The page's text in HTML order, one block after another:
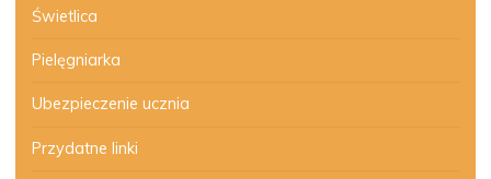
Świetlica
Pielęgniarka
Ubezpieczenie ucznia
Przydatne linki